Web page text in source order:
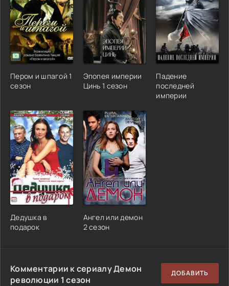
Пером и шпагой 1
сезон
Эпопея империи
Цинь 1 сезон
Падение
последней
империи
Дедушка в
подарок
Ангел или демон
2 сезон
Комментарии к сериалу Демон
революции 1 сезон
ДОБАВИТЬ